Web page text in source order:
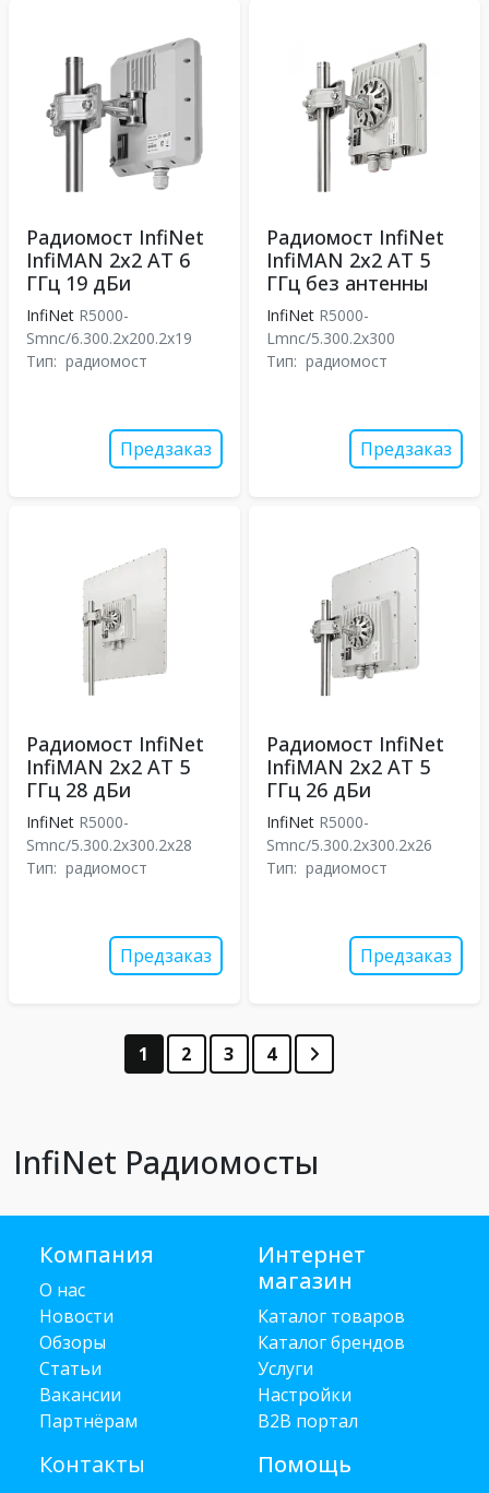
Радиомост InfiNet
InfiMAN 2x2 АТ 6
ГГц 19 дБи
InfiNet R5000-
Smnc/6.300.2x200.2x19
Тип: радиомост
Предзаказ
Радиомост InfiNet
InfiMAN 2x2 АТ 5
ГГц без антенны
InfiNet R5000-
Lmnc/5.300.2x300
Тип: радиомост
Предзаказ
Радиомост InfiNet
InfiMAN 2x2 АТ 5
ГГц 28 дБи
InfiNet R5000-
Smnc/5.300.2x300.2x28
Тип: радиомост
Предзаказ
Радиомост InfiNet
InfiMAN 2x2 АТ 5
ГГц 26 дБи
InfiNet R5000-
Smnc/5.300.2x300.2x26
Тип: радиомост
Предзаказ
1 2 3 4
InfiNet Радиомосты
Компания
О нас
Новости
Обзоры
Статьи
Вакансии
Партнёрам
Контакты
Интернет
магазин
Каталог товаров
Каталог брендов
Услуги
Настройки
B2B портал
Помощь